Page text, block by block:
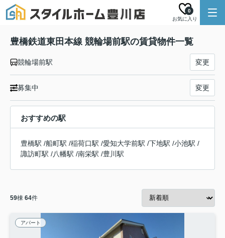
お気に入り
0
豊橋鉄道東田本線 競輪場前駅の賃貸物件一覧
競輪場前駅 変更
募集中 変更
おすすめの駅
豊橋駅 /船町駅 /稲荷口駅 /愛知大学前駅 /下地駅 /小池駅 /
諏訪町駅 /八幡駅 /南栄駅 /豊川駅
59棟 64件
アパート